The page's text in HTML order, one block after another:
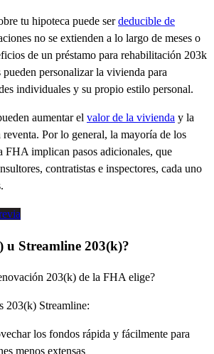
tu hipoteca puede serdeducible de
no se extienden a lo largo de meses o
de un préstamo para rehabilitación 203k
personalizar la vivienda para
individuales y su propio estilo personal.
aumentar el valor de la vivienda y la
Por lo general, la mayoría de los
FHA implican pasos adicionales, que
contratistas e inspectores, cada uno
u Streamline 203(k)?
203(k) de la FHA elige?
203(k) Streamline:
los fondos rápida y fácilmente para
menos extensas